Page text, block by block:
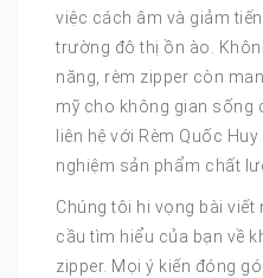
việc cách âm và giảm
trường đô thị ồn ào.
năng, rèm zipper còn
mỹ cho không gian sống
liên hệ với Rèm Quốc
nghiệm sản phẩm chất
Chúng tôi hi vọng bài
cầu tìm hiểu của bạn về
zipper. Mọi ý kiến đóng